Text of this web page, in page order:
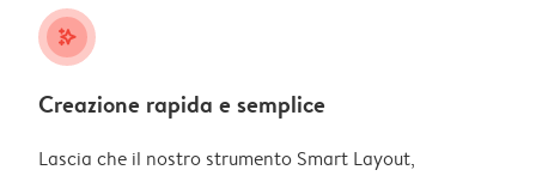
stars_plus
Creazione rapida e semplice
Lascia che il nostro strumento Smart Layout,